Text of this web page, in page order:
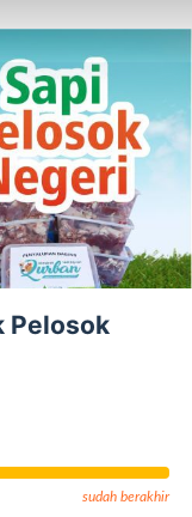
Pelosok
sudah berakhir